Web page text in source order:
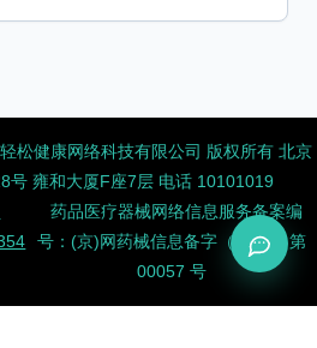
松健康网络科技有限公司 版权所有 北京
号 雍和大厦F座7层 电话 10101019
药品医疗器械网络信息服务备案编
号：(京)网药械信息备字（2026）第
00057 号